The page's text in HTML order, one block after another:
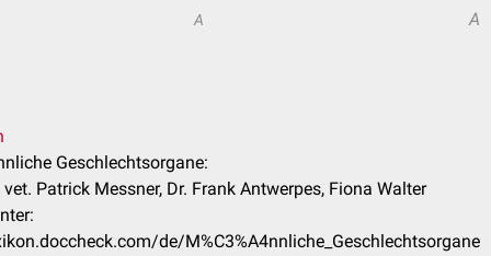
A A
Geschlechtsorgane:
Patrick Messner, Dr. Frank Antwerpes, Fiona Walter
de/M%C3%A4nnliche_Geschlechtsorgane